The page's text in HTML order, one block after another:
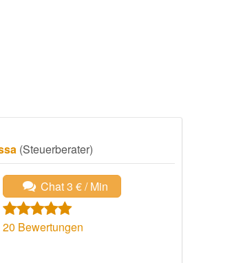
(Steuerberater)
Chat 3 € / Min
20 Bewertungen